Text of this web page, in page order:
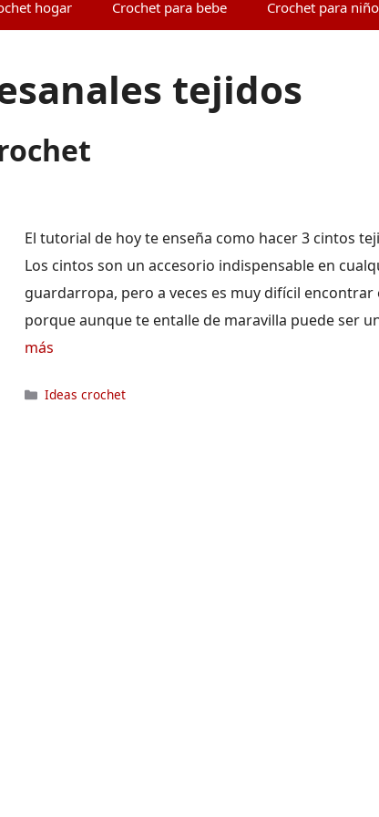
hogar Crochet para bebe Crochet para
tejidos
El tutorial de hoy te enseña como hacer 3 cintos
Los cintos son un accesorio indispensable en
guardarropa, pero a veces es muy difícil encontrar
porque aunque te entalle de maravilla puede ser
más
Categorías
Ideas crochet